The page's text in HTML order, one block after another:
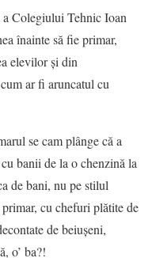
a Colegiului Tehnic Ioan
înainte să fie primar,
elevilor şi din
ar fi aruncatul cu
se cam plânge că a
banii de la o chenzină la
de bani, nu pe stilul
cu chefuri plătite de
de beiuşeni,
o’ ba?!